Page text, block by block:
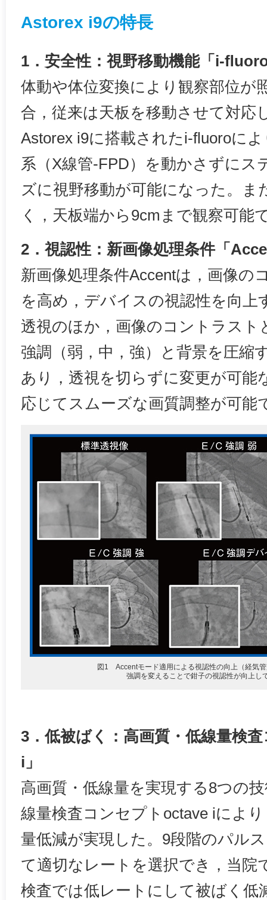
Astorex i9の特長
1．安全性：視野移動機能「i-
体動や体位変換により観察部位が
合，従来は天板を移動させて対応
Astorex i9に搭載されたi-fluoroに
系（X線管-FPD）を動かさずにス
ズに視野移動が可能になった。ま
く，天板端から9cmまで観察可能
2．視認性：新画像処理条件「
新画像処理条件Accentは，画像の
を高め，デバイスの視認性を向上
透視のほか，画像のコントラスト
強調（弱，中，強）と背景を圧縮
あり，透視を切らずに変更が可能
応じてスムーズな画質調整が可能
図1 Accentモード適用による視認性の向上（経気
強調を変えることで鉗子の視認性が向上し
3．低被ばく：高画質・低線量検
i」
高画質・低線量を実現する8つの
線量検査コンセプトoctave iによ
量低減が実現した。9段階のパル
て適切なレートを選択でき，当院
検査では低レートにして被ばく低